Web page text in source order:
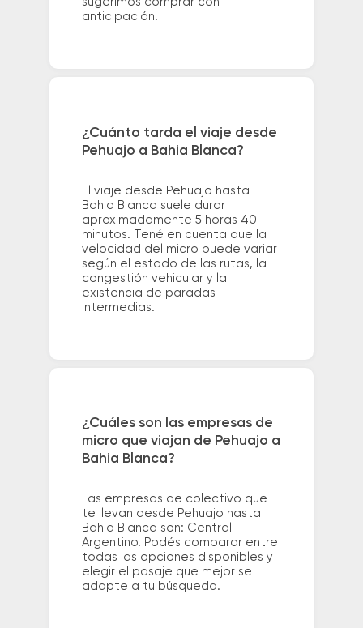
anticipación.
¿Cuánto tarda el viaje desde
Pehuajo a Bahia Blanca?
El viaje desde Pehuajo hasta
Bahia Blanca suele durar
aproximadamente 5 horas 40
minutos. Tené en cuenta que la
velocidad del micro puede variar
según el estado de las rutas, la
congestión vehicular y la
existencia de paradas
intermedias.
¿Cuáles son las empresas de
micro que viajan de Pehuajo a
Bahia Blanca?
Las empresas de colectivo que
te llevan desde Pehuajo hasta
Bahia Blanca son: Central
Argentino. Podés comparar entre
todas las opciones disponibles y
elegir el pasaje que mejor se
adapte a tu búsqueda.